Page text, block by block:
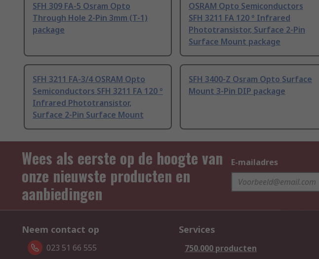
SFH 309 FA-5 Osram Opto
Through Hole 2-Pin 3mm (T-1)
package
OSRAM Opto Semiconductors
SFH 3211 FA 120 ° Infrared
Phototransistor, Surface 2-Pin
Surface Mount package
SFH 3211 FA-3/4 OSRAM Opto
Semiconductors SFH 3211 FA 120 °
Infrared Phototransistor,
Surface 2-Pin Surface Mount
SFH 3400-Z Osram Opto Surface
Mount 3-Pin DIP package
Wees als eerste op de hoogte van
onze nieuwste producten en
aanbiedingen
E-mailadres
Neem contact op
023 51 66 555
Services
750.000 producten